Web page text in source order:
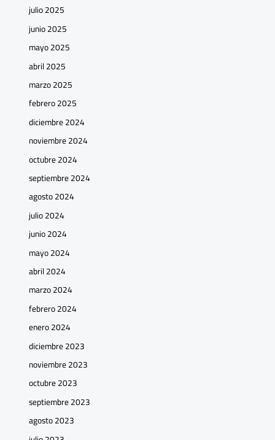
julio 2025
junio 2025
mayo 2025
abril 2025
marzo 2025
febrero 2025
diciembre 2024
noviembre 2024
octubre 2024
septiembre 2024
agosto 2024
julio 2024
junio 2024
mayo 2024
abril 2024
marzo 2024
febrero 2024
enero 2024
diciembre 2023
noviembre 2023
octubre 2023
septiembre 2023
agosto 2023